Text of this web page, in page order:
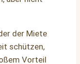
der Miete
schützen,
Vorteil